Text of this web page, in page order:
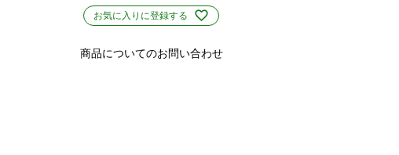
お気に入りに登録する
商品についてのお問い合わせ